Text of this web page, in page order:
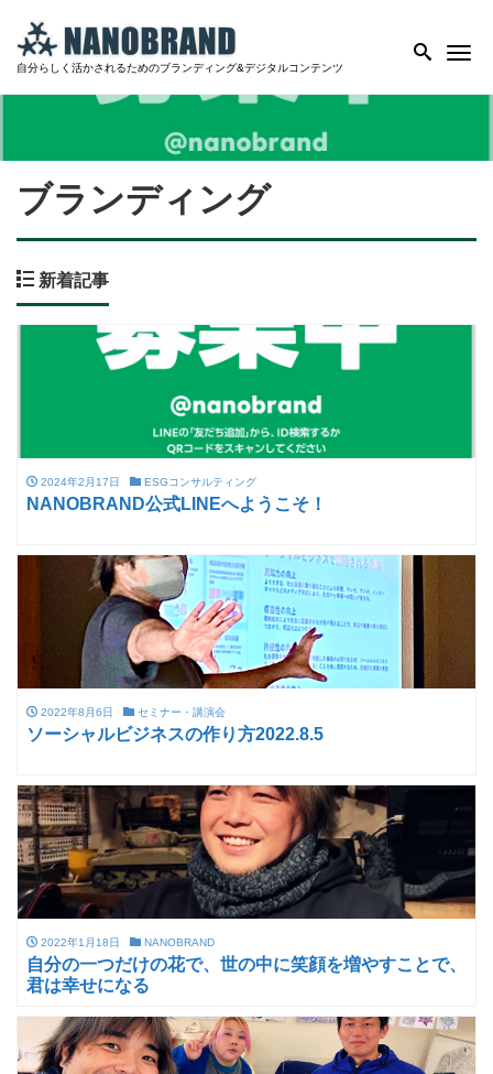
自分らしく活かされるためのブランディング&デジタルコンテンツ
ブランディング
新着記事
2024年2月17日 ESGコンサルティング
NANOBRAND公式LINEへようこそ！
2022年8月6日 セミナー・講演会
ソーシャルビジネスの作り方2022.8.5
2022年1月18日 NANOBRAND
自分の一つだけの花で、世の中に笑顔を増やすことで、
君は幸せになる